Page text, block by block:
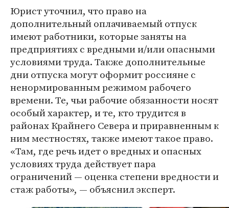
Юрист уточнил, что право на
дополнительный оплачиваемый отпуск
имеют работники, которые заняты на
предприятиях с вредными и/или опасными
условиями труда. Также дополнительные
дни отпуска могут оформит россияне с
ненормированным режимом рабочего
времени. Те, чьи рабочие обязанности носят
особый характер, и те, кто трудится в
районах Крайнего Севера и приравненным к
ним местностях, также имеют такое право.
«Там, где речь идет о вредных и опасных
условиях труда действует пара
ограничений — оценка степени вредности и
стаж работы», — объяснил эксперт.